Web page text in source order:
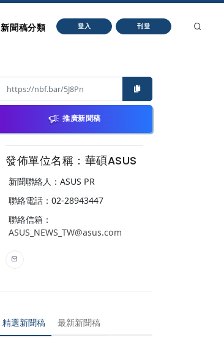
新聞稿分類 登入 刊登
推廣新聞稿
發佈單位名稱：華碩ASUS
新聞聯絡人：ASUS PR
聯絡電話：02-28943447
聯絡信箱：
ASUS_NEWS_TW@asus.com
精選新聞稿 最新新聞稿